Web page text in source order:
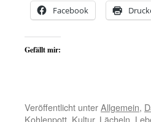
Facebook
Gefällt mir:
Veröffentlicht unterAllgemein,
Kohlenpott, Kultur, Lächeln,